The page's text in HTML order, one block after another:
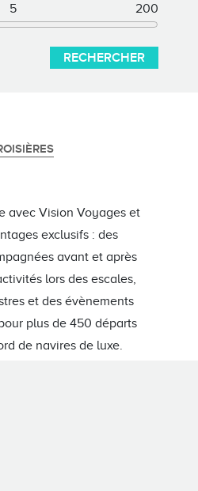
5 200
RECHERCHER
avec Vision Voyages et
exclusifs : des
avant et après
lors des escales,
et des évènements
plus de 450 départs
de navires de luxe.